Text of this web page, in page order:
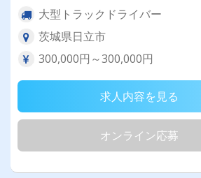
大型トラックドライバー
茨城県日立市
300,000円～300,000円
求人内容を見る
オンライン応募